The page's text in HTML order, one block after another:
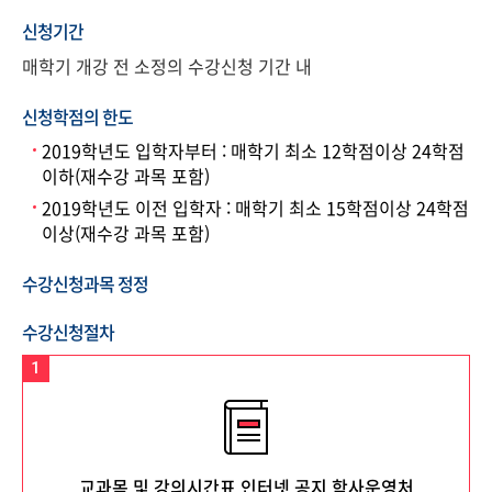
신청기간
매학기 개강 전 소정의 수강신청 기간 내
신청학점의 한도
2019학년도 입학자부터 : 매학기 최소 12학점이상 24학점
이하(재수강 과목 포함)
2019학년도 이전 입학자 : 매학기 최소 15학점이상 24학점
이상(재수강 과목 포함)
수강신청과목 정정
수강신청절차
1
교과목 및 강의시간표 인터넷 공지 학사운영처